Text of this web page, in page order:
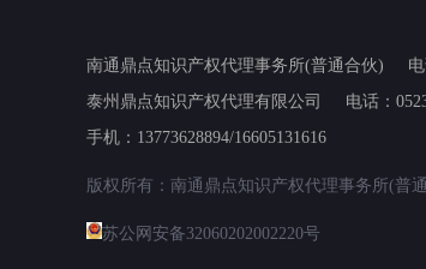
南通鼎点知识产权代理事务所(普通合伙)
泰州鼎点知识产权代理有限公司
电话：
手机：13773628894/16605131616
版权所有：南通鼎点知识产权代理事务所(普
苏公网安备32060202002220号